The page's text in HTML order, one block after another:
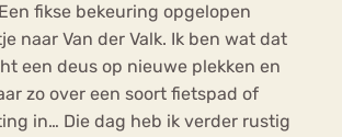
fikse bekeuring opgelopen
naar Van der Valk. Ik ben wat dat
een deus op nieuwe plekken en
zo over een soort fietspad of
in… Die dag heb ik verder rustig